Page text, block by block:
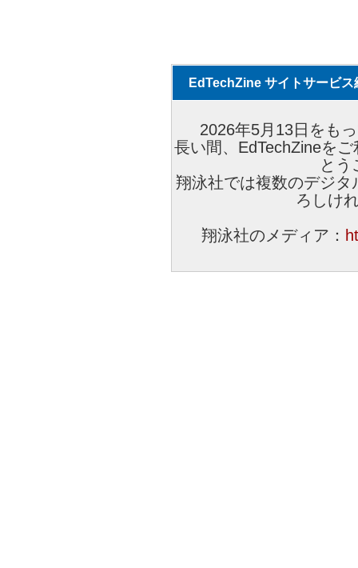
EdTechZine サイトサービス
2026年5月13日をも
長い間、EdTechZineを
とう
翔泳社では複数のデジ
ろしけ
翔泳社のメディア：